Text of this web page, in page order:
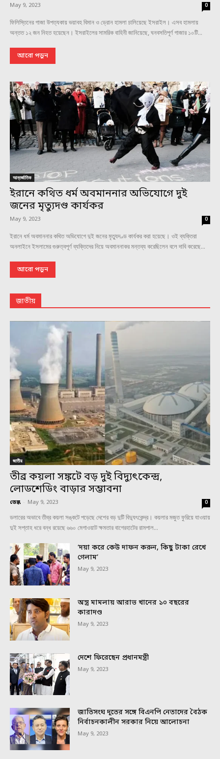
May 9, 2023 0
ফিলিস্তিনের গাজা উপত্যকায় ভয়াবহ বিমান ও ড্রোন হামলা চালিয়েছে ইসরাইল। এসব হামলায়
অন্তত ১২ জন নিহত হয়েছেন। ইসরাইলের সামরিক বাহিনী জানিয়েছে, ঘনবসতিপূর্ণ গাজার ১০টি...
আরো পড়ুন
আন্তর্জাতিক
ইরানে কথিত ধর্ম অবমাননার অভিযোগে দুই
জনের মৃত্যুদণ্ড কার্যকর
May 9, 2023 0
ইরানে ধর্ম অবমাননার কথিত অভিযোগে দুই জনের মৃত্যুদণ্ড কার্যকর করা হয়েছে। ওই ব্যক্তিরা
অনলাইনে ইসলামের গুরুত্বপূর্ণ ব্যক্তিদের নিয়ে অবমাননাকর মন্তব্য করেছিলেন বলে দাবি করেছে...
আরো পড়ুন
জাতীয়
জাতীয়
তীব্র কয়লা সঙ্কটে বড় দুই বিদ্যুৎকেন্দ্র,
লোডশেডিং বাড়ার সম্ভাবনা
ডেস্ক - May 9, 2023 0
ডলারের অভাবে তীব্র কয়লা সঙ্কটে পড়েছে দেশের বড় দুটি বিদ্যুৎকেন্দ্র। কয়লার মজুত ফুরিয়ে যাওয়ায়
দুই সপ্তাহ ধরে বন্ধ রয়েছে ৬৬০ মেগাওয়াট ক্ষমতার বাগেরহাটের রামপাল...
‘দয়া করে কেউ দাফন করুন, কিছু টাকা রেখে
গেলাম’
May 9, 2023
অস্ত্র মামলায় আরাভ খানের ১০ বছরের
কারাদণ্ড
May 9, 2023
দেশে ফিরেছেন প্রধানমন্ত্রী
May 9, 2023
জাতিসংঘ দূতের সঙ্গে বিএনপি নেতাদের বৈঠক
নির্বাচনকালীন সরকার নিয়ে আলোচনা
May 9, 2023